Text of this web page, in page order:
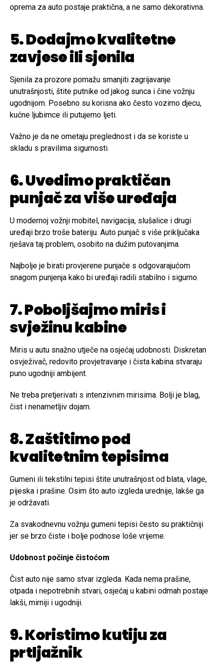
oprema za auto postaje praktična, a ne samo dekorativna.
5. Dodajmo kvalitetne
zavjese ili sjenila
Sjenila za prozore pomažu smanjiti zagrijavanje
unutrašnjosti, štite putnike od jakog sunca i čine vožnju
ugodnijom. Posebno su korisna ako često vozimo djecu,
kućne ljubimce ili putujemo ljeti.
Važno je da ne ometaju preglednost i da se koriste u
skladu s pravilima sigurnosti.
6. Uvedimo praktičan
punjač za više uređaja
U modernoj vožnji mobitel, navigacija, slušalice i drugi
uređaji brzo troše bateriju. Auto punjač s više priključaka
rješava taj problem, osobito na dužim putovanjima.
Najbolje je birati provjerene punjače s odgovarajućom
snagom punjenja kako bi uređaji radili stabilno i sigurno.
7. Poboljšajmo miris i
svježinu kabine
Miris u autu snažno utječe na osjećaj udobnosti. Diskretan
osvježivač, redovito provjetravanje i čista kabina stvaraju
puno ugodniji ambijent.
Ne treba pretjerivati s intenzivnim mirisima. Bolji je blag,
čist i nenametljiv dojam.
8. Zaštitimo pod
kvalitetnim tepisima
Gumeni ili tekstilni tepisi štite unutrašnjost od blata, vlage,
pijeska i prašine. Osim što auto izgleda urednije, lakše ga
je održavati.
Za svakodnevnu vožnju gumeni tepisi često su praktičniji
jer se brzo čiste i bolje podnose loše vrijeme.
Udobnost počinje čistoćom
Čist auto nije samo stvar izgleda. Kada nema prašine,
otpada i nepotrebnih stvari, osjećaj u kabini odmah postaje
lakši, mirniji i ugodniji.
9. Koristimo kutiju za
prtljažnik